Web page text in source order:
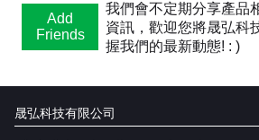
Add
Friends
我們會不定期分享產品
資訊，歡迎您將晟弘科
握我們的最新動態! : )
晟弘科技有限公司